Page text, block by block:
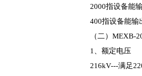
2000指设备能
400指设备能输
（二）MEXB-
1、额定电压
216kV---满足